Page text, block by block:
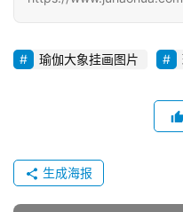
瑜伽大象挂画图片
生成海报